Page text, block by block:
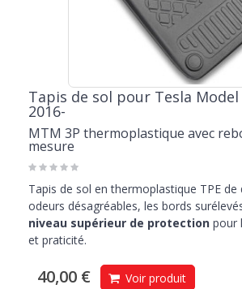
Tapis de sol pour Tesla Model
2016-
MTM 3P thermoplastique avec
mesure
Tapis de sol en thermoplastique TPE de
odeurs désagréables, les bords
niveau supérieur de protection pour
et praticité.
40,00 € Voir produit